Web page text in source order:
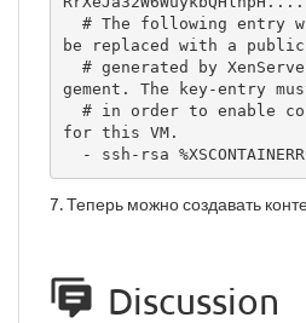
be replaced with a
gement. The key-entry
for this VM.
- ssh-rsa
7. Теперь можно создавать
Discussion